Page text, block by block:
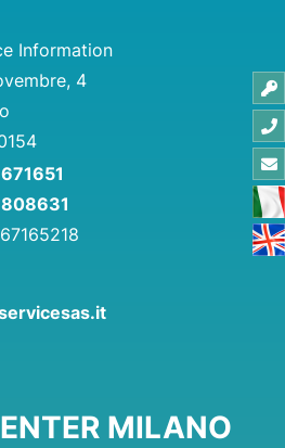
Information
4
MILANO